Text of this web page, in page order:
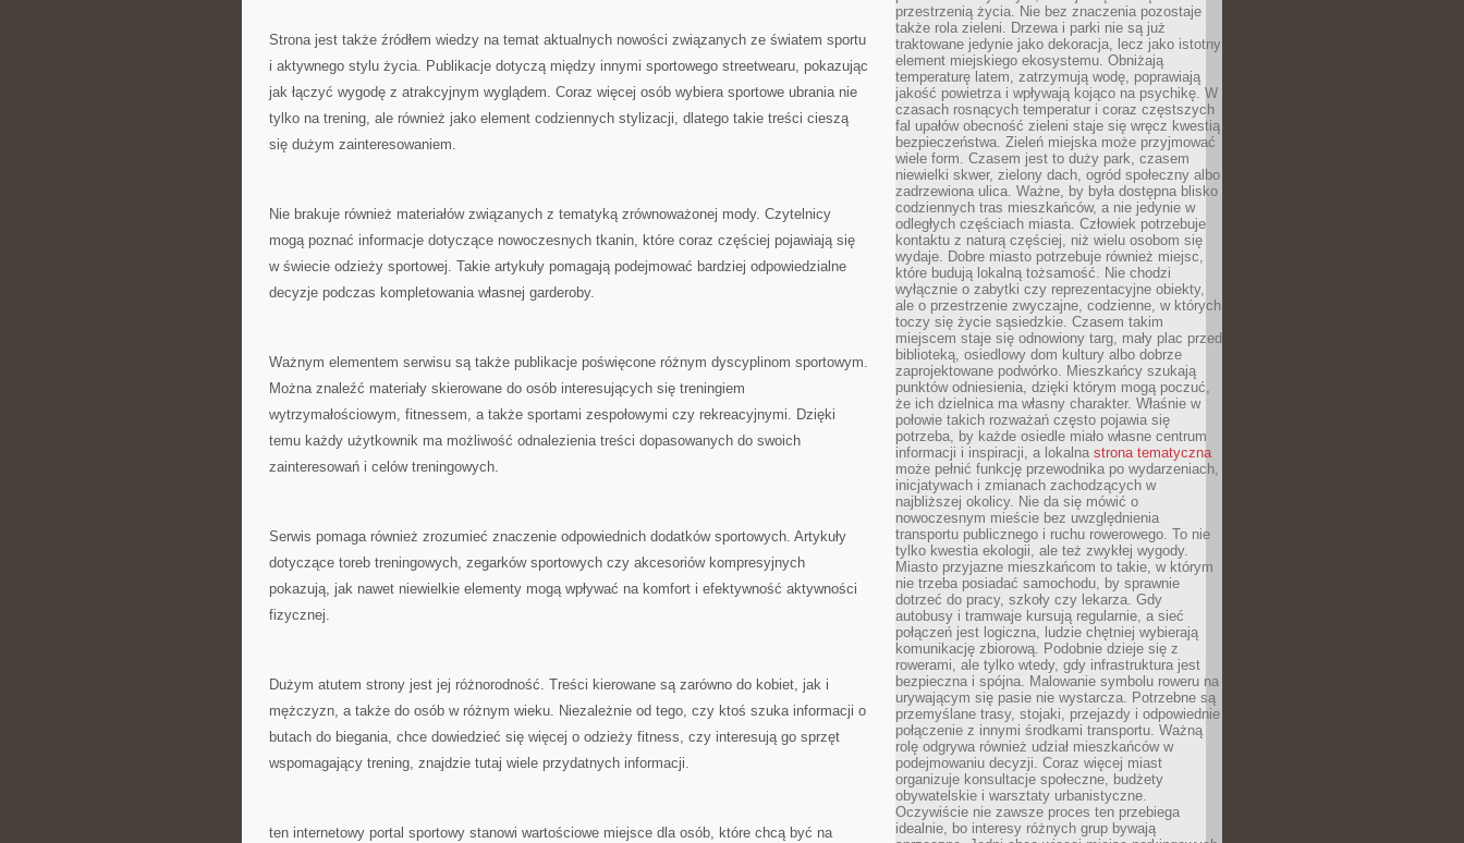
Strona jest także źródłem wiedzy na temat aktualnych nowości związanych ze światem sportu
i aktywnego stylu życia. Publikacje dotyczą między innymi sportowego streetwearu, pokazując
jak łączyć wygodę z atrakcyjnym wyglądem. Coraz więcej osób wybiera sportowe ubrania nie
tylko na trening, ale również jako element codziennych stylizacji, dlatego takie treści cieszą
się dużym zainteresowaniem.
Nie brakuje również materiałów związanych z tematyką zrównoważonej mody. Czytelnicy
mogą poznać informacje dotyczące nowoczesnych tkanin, które coraz częściej pojawiają się
w świecie odzieży sportowej. Takie artykuły pomagają podejmować bardziej odpowiedzialne
decyzje podczas kompletowania własnej garderoby.
Ważnym elementem serwisu są także publikacje poświęcone różnym dyscyplinom sportowym.
Można znaleźć materiały skierowane do osób interesujących się treningiem
wytrzymałościowym, fitnessem, a także sportami zespołowymi czy rekreacyjnymi. Dzięki
temu każdy użytkownik ma możliwość odnalezienia treści dopasowanych do swoich
zainteresowań i celów treningowych.
Serwis pomaga również zrozumieć znaczenie odpowiednich dodatków sportowych. Artykuły
dotyczące toreb treningowych, zegarków sportowych czy akcesoriów kompresyjnych
pokazują, jak nawet niewielkie elementy mogą wpływać na komfort i efektywność aktywności
fizycznej.
Dużym atutem strony jest jej różnorodność. Treści kierowane są zarówno do kobiet, jak i
mężczyzn, a także do osób w różnym wieku. Niezależnie od tego, czy ktoś szuka informacji o
butach do biegania, chce dowiedzieć się więcej o odzieży fitness, czy interesują go sprzęt
wspomagający trening, znajdzie tutaj wiele przydatnych informacji.
ten internetowy portal sportowy stanowi wartościowe miejsce dla osób, które chcą być na
przestrzenią życia. Nie bez znaczenia pozostaje
także rola zieleni. Drzewa i parki nie są już
traktowane jedynie jako dekoracja, lecz jako istotny
element miejskiego ekosystemu. Obniżają
temperaturę latem, zatrzymują wodę, poprawiają
jakość powietrza i wpływają kojąco na psychikę. W
czasach rosnących temperatur i coraz częstszych
fal upałów obecność zieleni staje się wręcz kwestią
bezpieczeństwa. Zieleń miejska może przyjmować
wiele form. Czasem jest to duży park, czasem
niewielki skwer, zielony dach, ogród społeczny albo
zadrzewiona ulica. Ważne, by była dostępna blisko
codziennych tras mieszkańców, a nie jedynie w
odległych częściach miasta. Człowiek potrzebuje
kontaktu z naturą częściej, niż wielu osobom się
wydaje. Dobre miasto potrzebuje również miejsc,
które budują lokalną tożsamość. Nie chodzi
wyłącznie o zabytki czy reprezentacyjne obiekty,
ale o przestrzenie zwyczajne, codzienne, w których
toczy się życie sąsiedzkie. Czasem takim
miejscem staje się odnowiony targ, mały plac przed
biblioteką, osiedlowy dom kultury albo dobrze
zaprojektowane podwórko. Mieszkańcy szukają
punktów odniesienia, dzięki którym mogą poczuć,
że ich dzielnica ma własny charakter. Właśnie w
połowie takich rozważań często pojawia się
potrzeba, by każde osiedle miało własne centrum
informacji i inspiracji, a lokalna strona tematyczna
może pełnić funkcję przewodnika po wydarzeniach,
inicjatywach i zmianach zachodzących w
najbliższej okolicy. Nie da się mówić o
nowoczesnym mieście bez uwzględnienia
transportu publicznego i ruchu rowerowego. To nie
tylko kwestia ekologii, ale też zwykłej wygody.
Miasto przyjazne mieszkańcom to takie, w którym
nie trzeba posiadać samochodu, by sprawnie
dotrzeć do pracy, szkoły czy lekarza. Gdy
autobusy i tramwaje kursują regularnie, a sieć
połączeń jest logiczna, ludzie chętniej wybierają
komunikację zbiorową. Podobnie dzieje się z
rowerami, ale tylko wtedy, gdy infrastruktura jest
bezpieczna i spójna. Malowanie symbolu roweru na
urywającym się pasie nie wystarcza. Potrzebne są
przemyślane trasy, stojaki, przejazdy i odpowiednie
połączenie z innymi środkami transportu. Ważną
rolę odgrywa również udział mieszkańców w
podejmowaniu decyzji. Coraz więcej miast
organizuje konsultacje społeczne, budżety
obywatelskie i warsztaty urbanistyczne.
Oczywiście nie zawsze proces ten przebiega
idealnie, bo interesy różnych grup bywają